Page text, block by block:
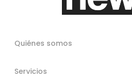
Quiénes somos
Servicios